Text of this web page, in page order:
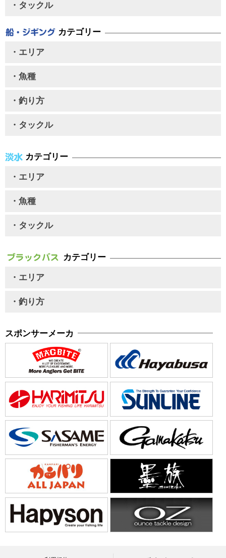
・タックル
カテゴリー
・エリア
・魚種
・釣り方
・タックル
カテゴリー
・エリア
・魚種
・タックル
カテゴリー
・エリア
・釣り方
スポンサーメーカ